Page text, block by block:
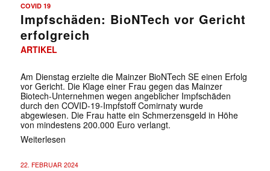
COVID 19
Impfschäden: BioNTech vor Gericht
erfolgreich
ARTIKEL
Am Dienstag erzielte die Mainzer BioNTech SE einen Erfolg
vor Gericht. Die Klage einer Frau gegen das Mainzer
Biotech-Unternehmen wegen angeblicher Impfschäden
durch den COVID-19-Impfstoff Comirnaty wurde
abgewiesen. Die Frau hatte ein Schmerzensgeld in Höhe
von mindestens 200.000 Euro verlangt.
Weiterlesen
22. FEBRUAR 2024